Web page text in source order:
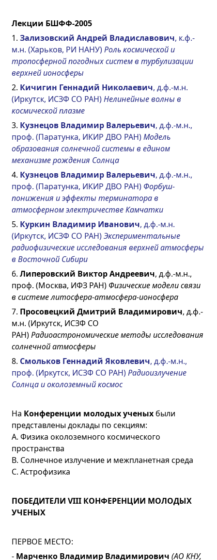
Лекции БШФФ-2005
1. Зализовский Андрей Владиславович, к.ф.-
м.н. (Харьков, РИ НАНУ)Роль космической и
тропосферной погодных систем в турбулизации
верхней ионосферы
2. Кичигин Геннадий Николаевич, д.ф.-м.н.
(Иркутск, ИСЗФ СО РАН)Нелинейные волны в
космической плазме
3. Кузнецов Владимир Валерьевич, д.ф.-м.н.,
проф. (Паратунка, ИКИР ДВО РАН)Модель
образования солнечной системы в едином
механизме рождения Солнца
4. Кузнецов Владимир Валерьевич, д.ф.-м.н.,
проф. (Паратунка, ИКИР ДВО РАН) Форбуш-
понижения и эффекты терминатора в
атмосферном электричестве Камчатки
5. Куркин Владимир Иванович, д.ф.-м.н.
(Иркутск, ИСЗФ СО РАН)Экспериментальные
радиофизические исследования верхней атмосферы
в Восточной Сибири
6. Липеровский Виктор Андреевич, д.ф.-м.н.,
проф. (Москва, ИФЗ РАН) Физические модели связи
в системе литосфера-атмосфера-ионосфера
7. Просовецкий Дмитрий Владимирович, д.ф.-
м.н. (Иркутск, ИСЗФ СО
РАН)Радиоастрономические методы исследования
солнечной атмосферы
8. Смольков Геннадий Яковлевич, д.ф.-м.н.,
проф. (Иркутск, ИСЗФ СО РАН)Радиоизлучение
Солнца и околоземный космос
На Конференции молодых ученых были
представлены доклады по секциям:
A. Физика околоземного космического
пространства
B. Солнечное излучение и межпланетная среда
C. Астрофизика
ПОБЕДИТЕЛИ VIII КОНФЕРЕНЦИИ МОЛОДЫХ
УЧЕНЫХ
ПЕРВОЕ МЕСТО:
- Марченко Владимир Владимирович (АО КНУ,